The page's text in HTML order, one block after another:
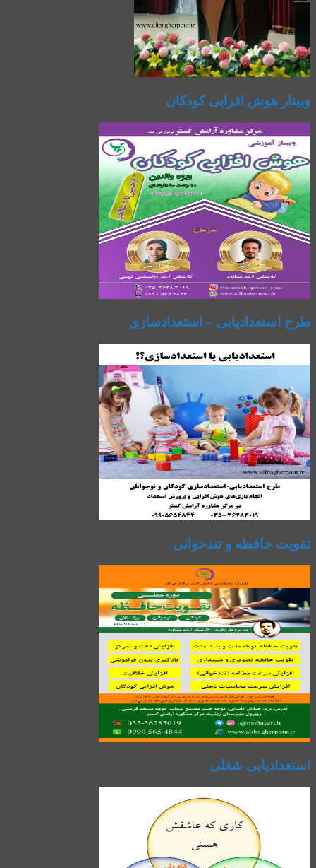
وبینار هوش افزایی کودکان
طرح استعدادیابی – استعدادسازی
تقویت حافظه و تندخوانی
استعدادیابی شغلی